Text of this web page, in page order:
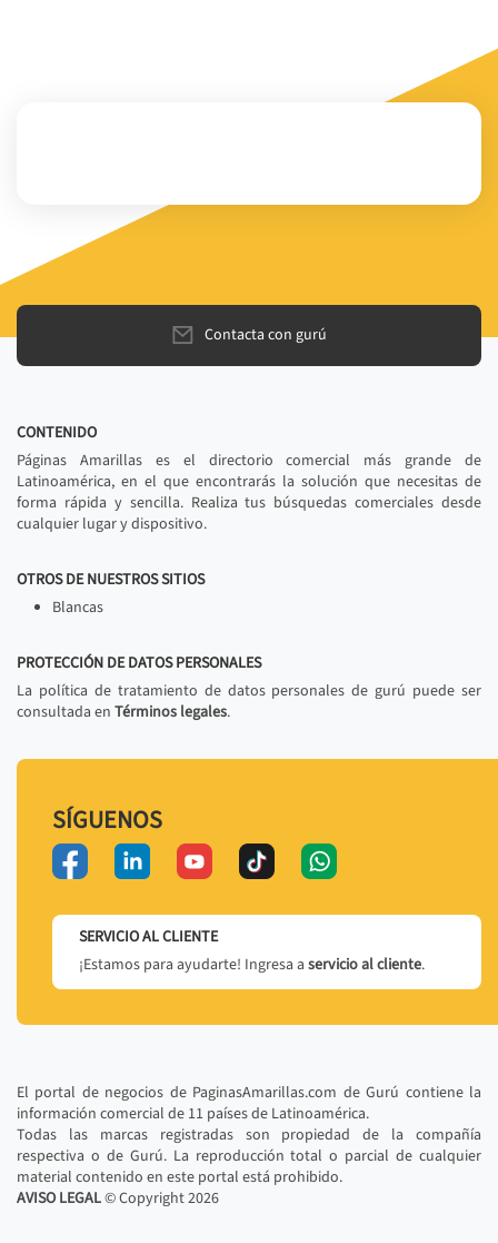
Contacta con gurú
CONTENIDO
Páginas Amarillas es el directorio comercial más grande de
Latinoamérica, en el que encontrarás la solución que necesitas de
forma rápida y sencilla. Realiza tus búsquedas comerciales desde
cualquier lugar y dispositivo.
OTROS DE NUESTROS SITIOS
Blancas
PROTECCIÓN DE DATOS PERSONALES
La política de tratamiento de datos personales de gurú puede ser
consultada en Términos legales.
SÍGUENOS
SERVICIO AL CLIENTE
¡Estamos para ayudarte! Ingresa a servicio al cliente.
El portal de negocios de PaginasAmarillas.com de Gurú contiene la
información comercial de 11 países de Latinoamérica.
Todas las marcas registradas son propiedad de la compañía
respectiva o de Gurú. La reproducción total o parcial de cualquier
material contenido en este portal está prohibido.
AVISO LEGAL© Copyright2026